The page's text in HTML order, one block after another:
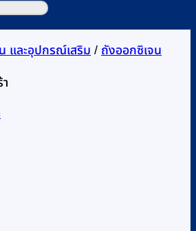
และอุปกรณ์เสริม / ถังออกซิเจน